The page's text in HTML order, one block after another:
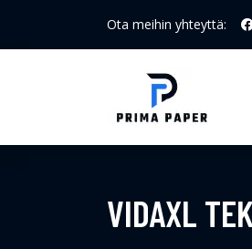
Ota meihin yhteyttä:
VIDAXL